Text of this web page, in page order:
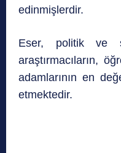
edinmişlerdir.
Eser, politik ve
araştırmacıların,
adamlarının en
etmektedir.